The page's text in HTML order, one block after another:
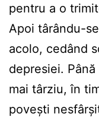
pentru a o
Apoi târându-
acolo, cedând
depresiei.
mai târziu, în
povești